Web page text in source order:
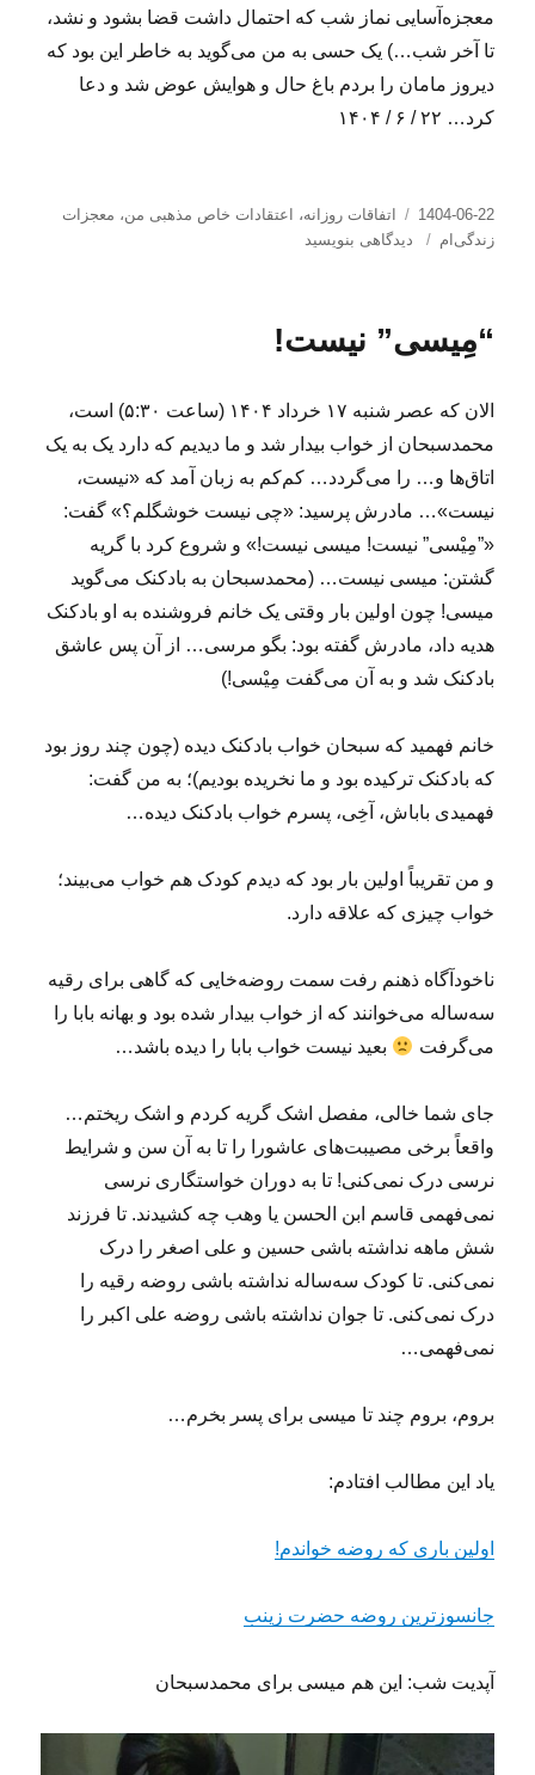
معجزه‌آسایی نماز شب که احتمال داشت قضا بشود و نشد،
تا آخر شب…) یک حسی به من می‌گوید به خاطر این بود که
دیروز مامان را بردم باغ حال و هوایش عوض شد و دعا
کرد… ۲۲ / ۶ / ۱۴۰۴
ارسال
شده
1404-06-22 دسته‌ها
اتفاقات روزانه، اعتقادات خاص مذهبی من، معجزات
زندگی‌ام
برای
وضو
دیدگاهی بنویسید
“مِیسی” نیست!
الان که عصر شنبه ۱۷ خرداد ۱۴۰۴ (ساعت ۵:۳۰) است،
محمدسبحان از خواب بیدار شد و ما دیدیم که دارد یک به یک
اتاق‌ها و… را می‌گردد… کم‌کم به زبان آمد که «نیست،
نیست»… مادرش پرسید: «چی نیست خوشگلم؟» گفت:
«”مِیْسی” نیست! میسی نیست!» و شروع کرد با گریه
گشتن: میسی نیست… (محمدسبحان به بادکنک می‌گوید
میسی! چون اولین بار وقتی یک خانم فروشنده به او بادکنک
هدیه داد، مادرش گفته بود: بگو مرسی… از آن پس عاشق
بادکنک شد و به آن می‌گفت مِیْسی!)
خانم فهمید که سبحان خواب بادکنک دیده (چون چند روز بود
که بادکنک ترکیده بود و ما نخریده بودیم)؛ به من گفت:
فهمیدی باباش، آخِی، پسرم خواب بادکنک دیده…
و من تقریباً اولین بار بود که دیدم کودک هم خواب می‌بیند؛
خواب چیزی که علاقه دارد.
ناخودآگاه ذهنم رفت سمت روضه‌خایی که گاهی برای رقیه
سه‌ساله می‌خوانند که از خواب بیدار شده بود و بهانه بابا را
می‌گرفت
بعید نیست خواب بابا را دیده باشد…
جای شما خالی، مفصل اشک گریه کردم و اشک ریختم…
واقعاً برخی مصیبت‌های عاشورا را تا به آن سن و شرایط
نرسی درک نمی‌کنی! تا به دوران خواستگاری نرسی
نمی‌فهمی قاسم ابن الحسن یا وهب چه کشیدند. تا فرزند
شش ماهه نداشته باشی حسین و علی اصغر را درک
نمی‌کنی. تا کودک سه‌ساله نداشته باشی روضه رقیه را
درک نمی‌کنی. تا جوان نداشته باشی روضه علی اکبر را
نمی‌فهمی…
بروم، بروم چند تا میسی برای پسر بخرم…
یاد این مطالب افتادم:
اولین باری که روضه خواندم!
جانسوزترین روضه حضرت زینب
آپدیت شب: این هم میسی برای محمدسبحان